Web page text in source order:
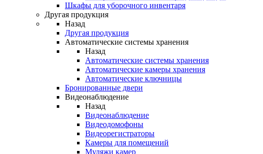
Шкафы для уборочного инвентаря
Другая продукция
Назад
Другая продукция
Автоматические системы хранения
Назад
Автоматические системы хранения
Автоматические камеры хранения
Автоматические ключницы
Бронированные двери
Видеонаблюдение
Назад
Видеонаблюдение
Видеодомофоны
Видеорегистраторы
Камеры для помещений
Муляжи камер